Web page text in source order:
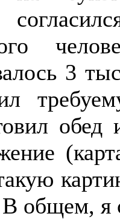
3
обед
общем, я